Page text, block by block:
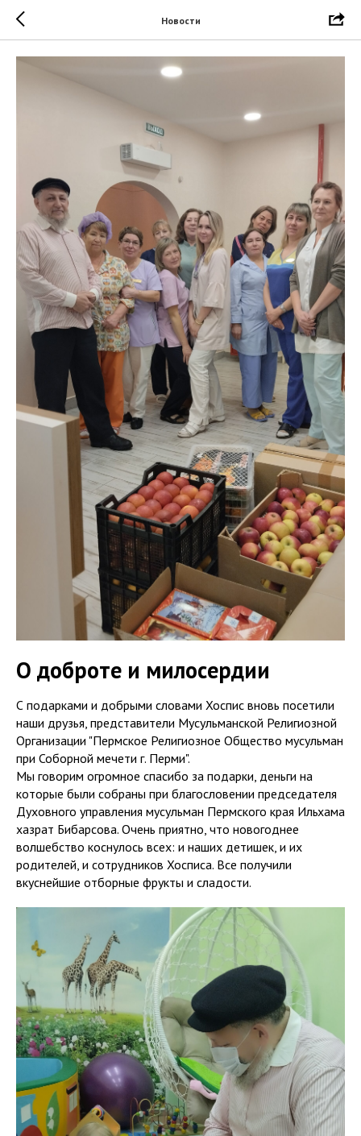
Новости
О доброте и милосердии
С подарками и добрыми словами Хоспис вновь посетили
наши друзья, представители Мусульманской Религиозной
Организации "Пермское Религиозное Общество мусульман
при Соборной мечети г. Перми".
Мы говорим огромное спасибо за подарки, деньги на
которые были собраны при благословении председателя
Духовного управления мусульман Пермского края Ильхама
хазрат Бибарсова. Очень приятно, что новогоднее
волшебство коснулось всех: и наших детишек, и их
родителей, и сотрудников Хосписа. Все получили
вкуснейшие отборные фрукты и сладости.